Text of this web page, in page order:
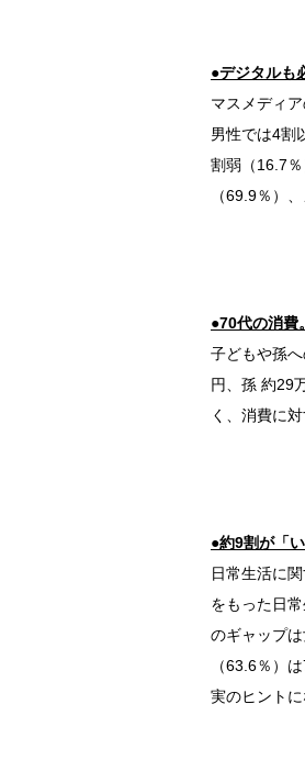
●デジタルも
マスメディ
男性では4割
割弱（16.7
（69.9％）
●70代の消費
子どもや孫
円、孫 約29
く、消費に
●約9割が「
日常生活に
をもった日
のギャップ
（63.6％）
実のヒントに